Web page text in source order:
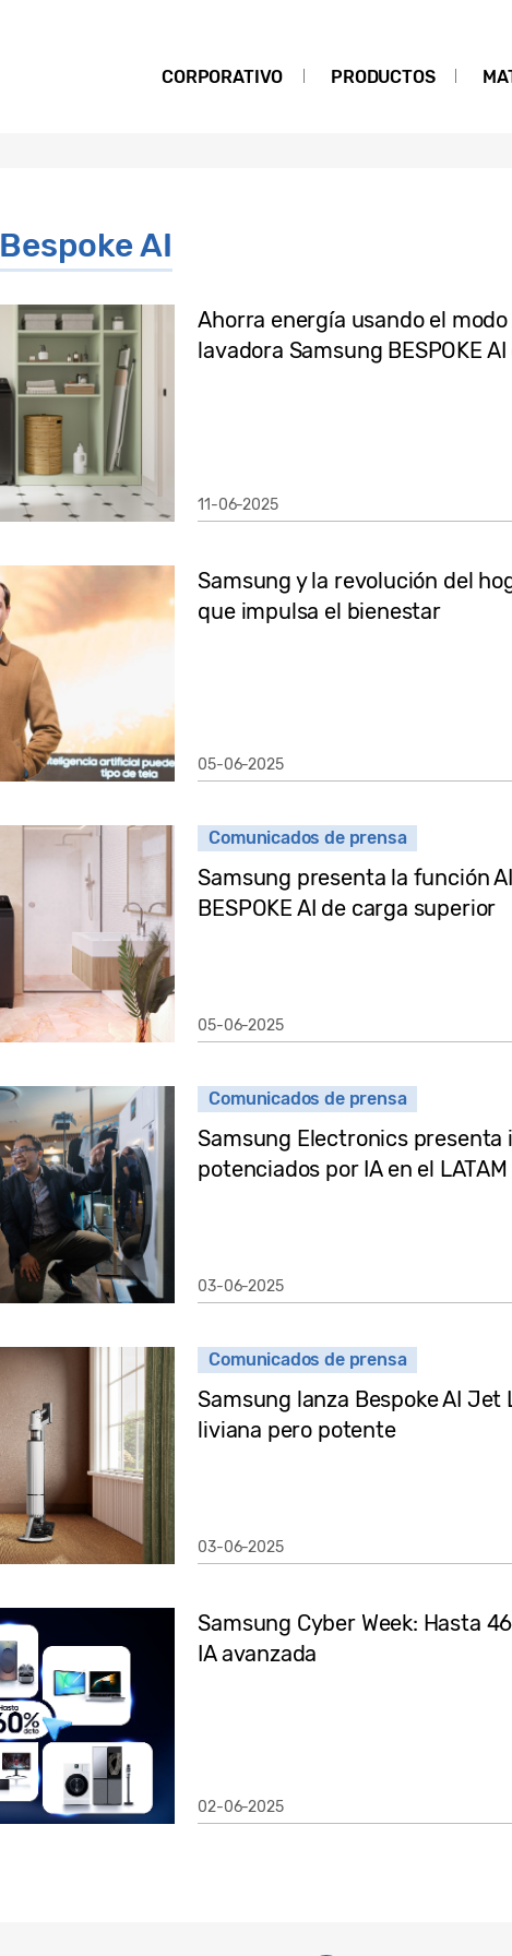
CORPORATIVO PRODUCTOS
Bespoke AI
Ahorra energía usando el
lavadora Samsung BESPOKE
11-06-2025
Samsung y la revolución del
que impulsa el bienestar
05-06-2025
Comunicados de prensa
Samsung presenta la función
BESPOKE AI de carga superior
05-06-2025
Comunicados de prensa
Samsung Electronics
potenciados por IA en el
03-06-2025
Comunicados de prensa
Samsung lanza Bespoke AI
liviana pero potente
03-06-2025
Samsung Cyber Week: Hasta
IA avanzada
02-06-2025